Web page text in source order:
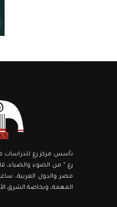
رع ” من الضوء والضياء،
مصر والدول العربية،
المهمة، وبخاصة الشرق